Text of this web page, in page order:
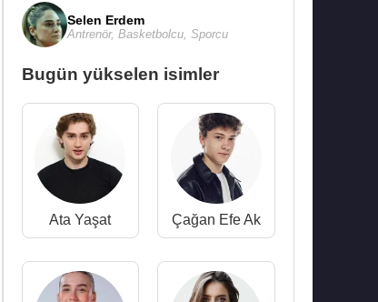
Selen Erdem
Antrenör, Basketbolcu, Sporcu
Bugün yükselen isimler
Ata Yaşat Çağan Efe Ak